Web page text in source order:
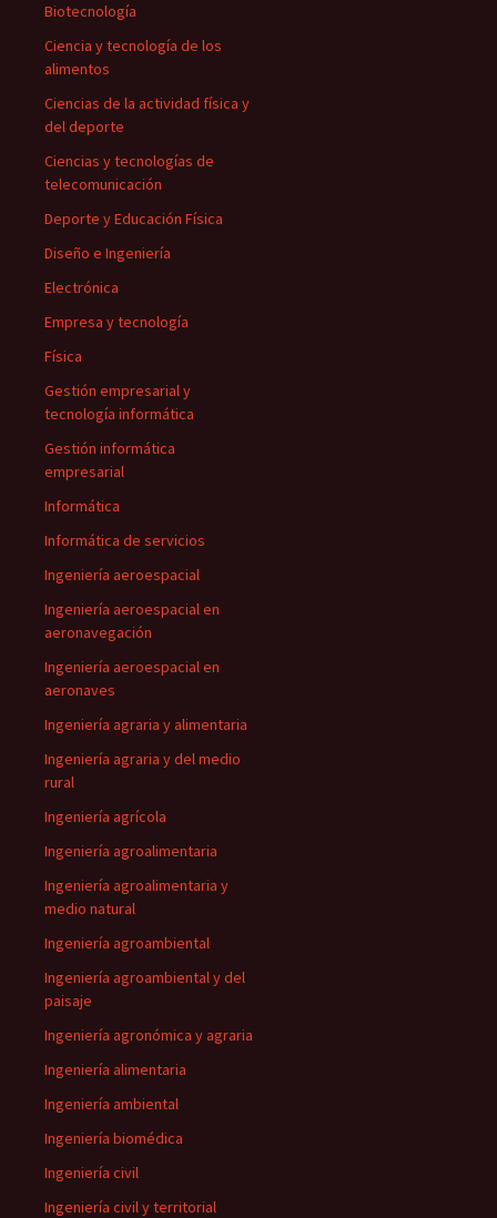
Biotecnología
Ciencia y tecnología de los
alimentos
Ciencias de la actividad física y
del deporte
Ciencias y tecnologías de
telecomunicación
Deporte y Educación Física
Diseño e Ingeniería
Electrónica
Empresa y tecnología
Física
Gestión empresarial y
tecnología informática
Gestión informática
empresarial
Informática
Informática de servicios
Ingeniería aeroespacial
Ingeniería aeroespacial en
aeronavegación
Ingeniería aeroespacial en
aeronaves
Ingeniería agraria y alimentaria
Ingeniería agraria y del medio
rural
Ingeniería agrícola
Ingeniería agroalimentaria
Ingeniería agroalimentaria y
medio natural
Ingeniería agroambiental
Ingeniería agroambiental y del
paisaje
Ingeniería agronómica y agraria
Ingeniería alimentaria
Ingeniería ambiental
Ingeniería biomédica
Ingeniería civil
Ingeniería civil y territorial